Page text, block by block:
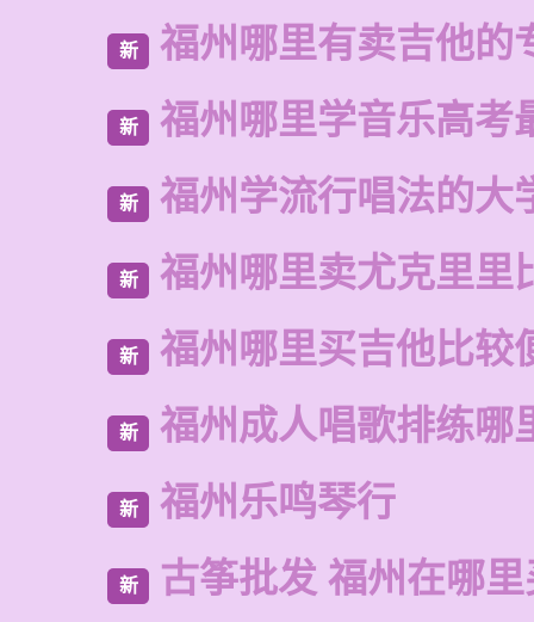
新 福州哪里有卖吉他的
新 福州哪里学音乐高考
新 福州学流行唱法的大
新 福州哪里卖尤克里里
新 福州哪里买吉他比较
新 福州成人唱歌排练哪
新 福州乐鸣琴行
新 古筝批发 福州在哪